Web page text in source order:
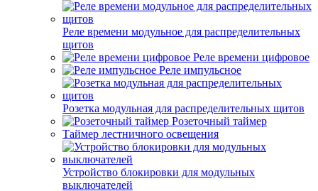
Реле времени модульное для распределительных
щитов
Реле времени цифровое
Реле импульсное
Розетка модульная для распределительных щитов
Розеточный таймер
Таймер лестничного освещения
Устройство блокировки для модульных
выключателей